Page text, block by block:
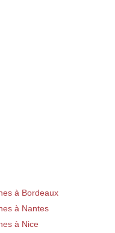
à Bordeaux
à Nantes
à Nice